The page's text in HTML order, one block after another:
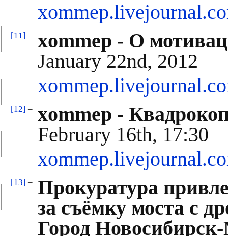
[11] – xommep - О
January 22nd, 2012
[12] – xommep -
February 16th, 17:30
[13] – Прокуратура
за съёмку моста с
Город Новосибирск-